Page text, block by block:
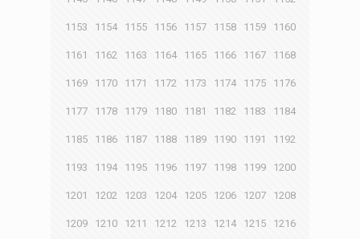
1153 1154 1155 1156 1157 1158 1159 1160
1161 1162 1163 1164 1165 1166 1167 1168
1169 1170 1171 1172 1173 1174 1175 1176
1177 1178 1179 1180 1181 1182 1183 1184
1185 1186 1187 1188 1189 1190 1191 1192
1193 1194 1195 1196 1197 1198 1199 1200
1201 1202 1203 1204 1205 1206 1207 1208
1209 1210 1211 1212 1213 1214 1215 1216